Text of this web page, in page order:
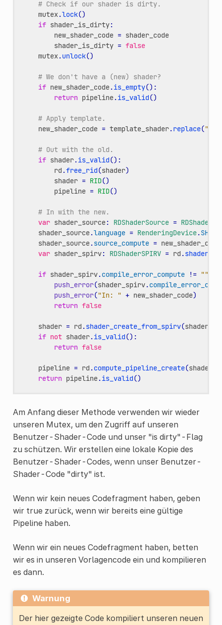
# Check if our shader is dirty.
mutex.lock()
if shader_is_dirty:
new_shader_code = shader_code
shader_is_dirty = false
mutex.unlock()
# We don't have a (new) shader?
if new_shader_code.is_empty():
return pipeline.is_valid()
# Apply template.
new_shader_code = template_shader.replace(
# Out with the old.
if shader.is_valid():
rd .free_rid(shader)
shader = RID()
pipeline = RID()
# In with the new.
var shader_source: RDShaderSource =
shader_source.language = RenderingDevice.
shader_source.source_compute = new_shader_code
var shader_spirv: RDShaderSPIRV = rd .
if shader_spirv.compile_error_compute != ""
push_error(shader_spirv.
push_error("In: " + new_shader_code)
return false
shader = rd .shader_create_from_spirv(
if not shader.is_valid():
return false
pipeline = rd .compute_pipeline_create(shader
return pipeline.is_valid()
Am Anfang dieser Methode verwenden wir wieder
unseren Mutex, um den Zugriff auf unseren
Benutzer-Shader-Code und unser "is dirty"-Flag
zu schützen. Wir erstellen eine lokale Kopie des
Benutzer-Shader-Codes, wenn unser Benutzer-
Shader-Code "dirty" ist.
Wenn wir kein neues Codefragment haben, geben
wir true zurück, wenn wir bereits eine gültige
Pipeline haben.
Wenn wir ein neues Codefragment haben, betten
wir es in unseren Vorlagencode ein und kompilieren
es dann.
Warnung
Der hier gezeigte Code kompiliert unseren neuen